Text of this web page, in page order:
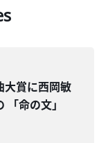
大賞に西岡敏
命の文」